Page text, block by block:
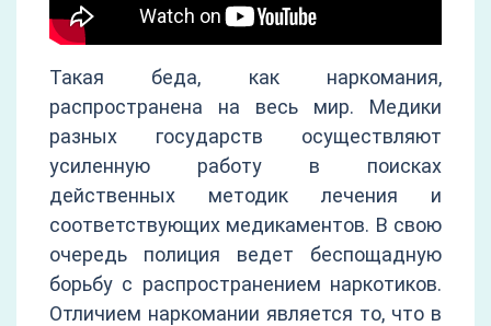
Такая беда, как наркомания,
распространена на весь мир. Медики
разных государств осуществляют
усиленную работу в поисках
действенных методик лечения и
соответствующих медикаментов. В свою
очередь полиция ведет беспощадную
борьбу с распространением наркотиков.
Отличием наркомании является то, что в